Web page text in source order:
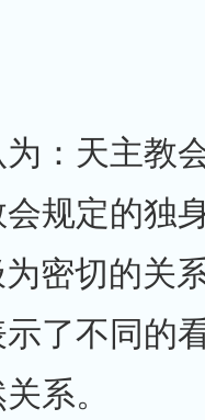
：天主教
规定的独
为密切的关
了不同的
系。